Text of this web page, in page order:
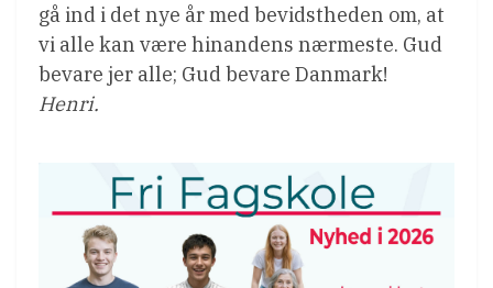
gå ind i det nye år med bevidstheden om, at
vi alle kan være hinandens nærmeste. Gud
bevare jer alle; Gud bevare Danmark!
Henri.